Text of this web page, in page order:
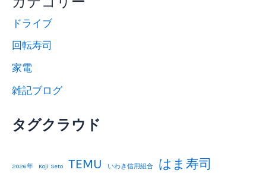
ドライブ
回転寿司
家電
雑記ブログ
タグクラウド
2026年 Koji Seto TEMU いわき信用組合 はま寿司